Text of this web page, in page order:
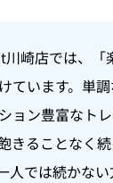
崎店では、「
ています。単
ョン豊富なト
きることなく
人では続かな